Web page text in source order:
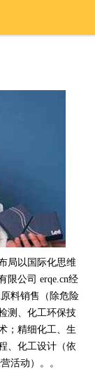
局以国际化思维
限公司 erqe.cn经
料销售（除危险
测、化工环保技
；精细化工、生
、化工设计（依
活动）。。